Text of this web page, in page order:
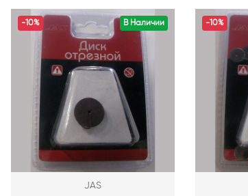
В Наличии
-10%
JAS
-10%